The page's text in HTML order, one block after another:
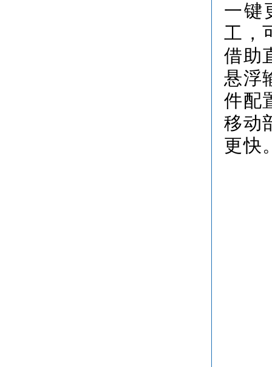
一键
工，
借助
悬浮
件配
移动
更快